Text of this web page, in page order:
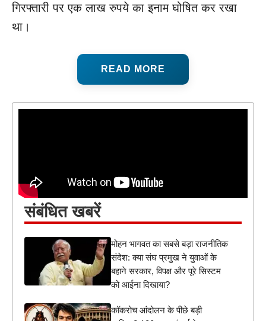
गिरफ्तारी पर एक लाख रुपये का इनाम घोषित कर रखा
था।
READ MORE
संबंधित खबरें
मोहन भागवत का सबसे बड़ा राजनीतिक
संदेश: क्या संघ प्रमुख ने युवाओं के
बहाने सरकार, विपक्ष और पूरे सिस्टम
को आईना दिखाया?
कॉकरोच आंदोलन के पीछे बड़ी